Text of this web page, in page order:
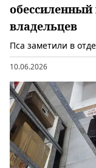
обессиленный
владельцев
Пса заметили в
10.06.2026